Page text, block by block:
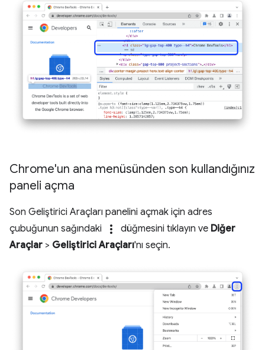
Chrome'un ana menüsünden son kullandığınız
paneli açma
Son Geliştirici Araçları panelini açmak için adres
çubuğunun sağındaki
more_vert düğmesini tıklayın ve Diğer
Araçlar > Geliştirici Araçları'nı seçin.